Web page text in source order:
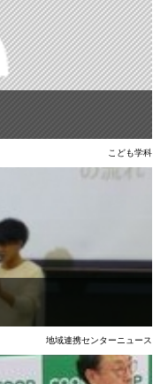
こども学科
地域連携センターニュース